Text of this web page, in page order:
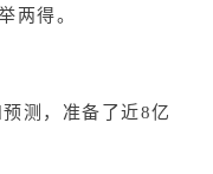
两得。
测，准备了近8亿